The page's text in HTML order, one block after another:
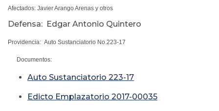
Afectados: Javier Arango Arenas y otros
Defensa: Edgar Antonio Quintero
Providencia: Auto Sustanciatorio No.223-17
Documentos:
Auto Sustanciatorio 223-17
Edicto Emplazatorio 2017-00035